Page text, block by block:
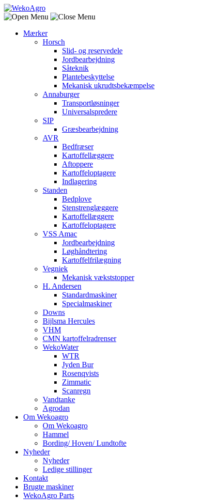
Mærker
Horsch
Slid- og reservedele
Jordbearbejdning
Såteknik
Plantebeskyttelse
Mekanisk ukrudtsbekæmpelse
Annaburger
Transportløsninger
Universalspredere
SIP
Græsbearbejdning
AVR
Bedfræser
Kartoffellæggere
Aftoppere
Kartoffeloptagere
Indlagering
Standen
Bedplove
Stenstrenglæggere
Kartoffellæggere
Kartoffeloptagere
VSS Amac
Jordbearbejdning
Løghåndtering
Kartoffelfrilægning
Vegniek
Mekanisk vækststopper
H. Andersen
Standardmaskiner
Specialmaskiner
Downs
Bijlsma Hercules
VHM
CMN kartoffelradrenser
WekoWater
WTR
Jyden Bur
Rosenqvists
Zimmatic
Scanregn
Vandtanke
Agrodan
Om Wekoagro
Om Wekoagro
Hammel
Bording/ Hoven/ Lundtofte
Nyheder
Nyheder
Ledige stillinger
Kontakt
Brugte maskiner
WekoAgro Parts